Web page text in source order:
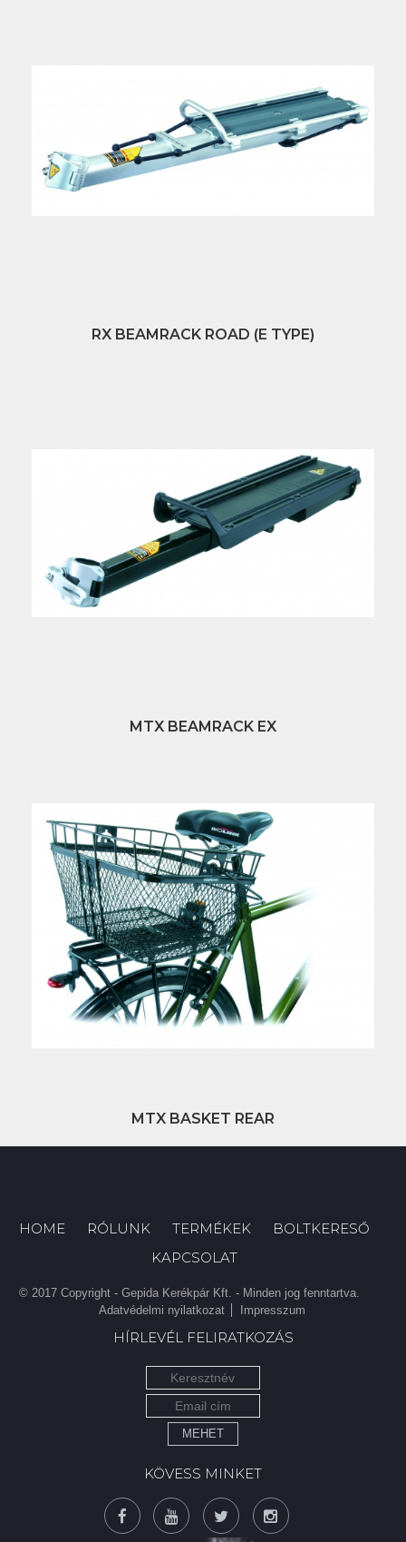
RX BEAMRACK ROAD (E TYPE)
MTX BEAMRACK EX
MTX BASKET REAR
HOME RÓLUNK TERMÉKEK
BOLTKERESŐ
KAPCSOLAT
© 2017 Copyright - Gepida Kerékpár Kft. - Minden jog fenntartva.
Adatvédelmi nyilatkozat
Impresszum
HÍRLEVÉL FELIRATKOZÁS
MEHET
KÖVESS MINKET